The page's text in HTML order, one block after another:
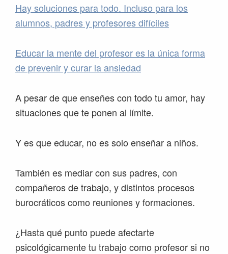
Hay soluciones para todo. Incluso para los
alumnos, padres y profesores difíciles
Educar la mente del profesor es la única forma
de prevenir y curar la ansiedad
A pesar de que enseñes con todo tu amor, hay
situaciones que te ponen al límite.
Y es que educar, no es solo enseñar a niños.
También es mediar con sus padres, con
compañeros de trabajo, y distintos procesos
burocráticos como reuniones y formaciones.
¿Hasta qué punto puede afectarte
psicológicamente tu trabajo como profesor si no